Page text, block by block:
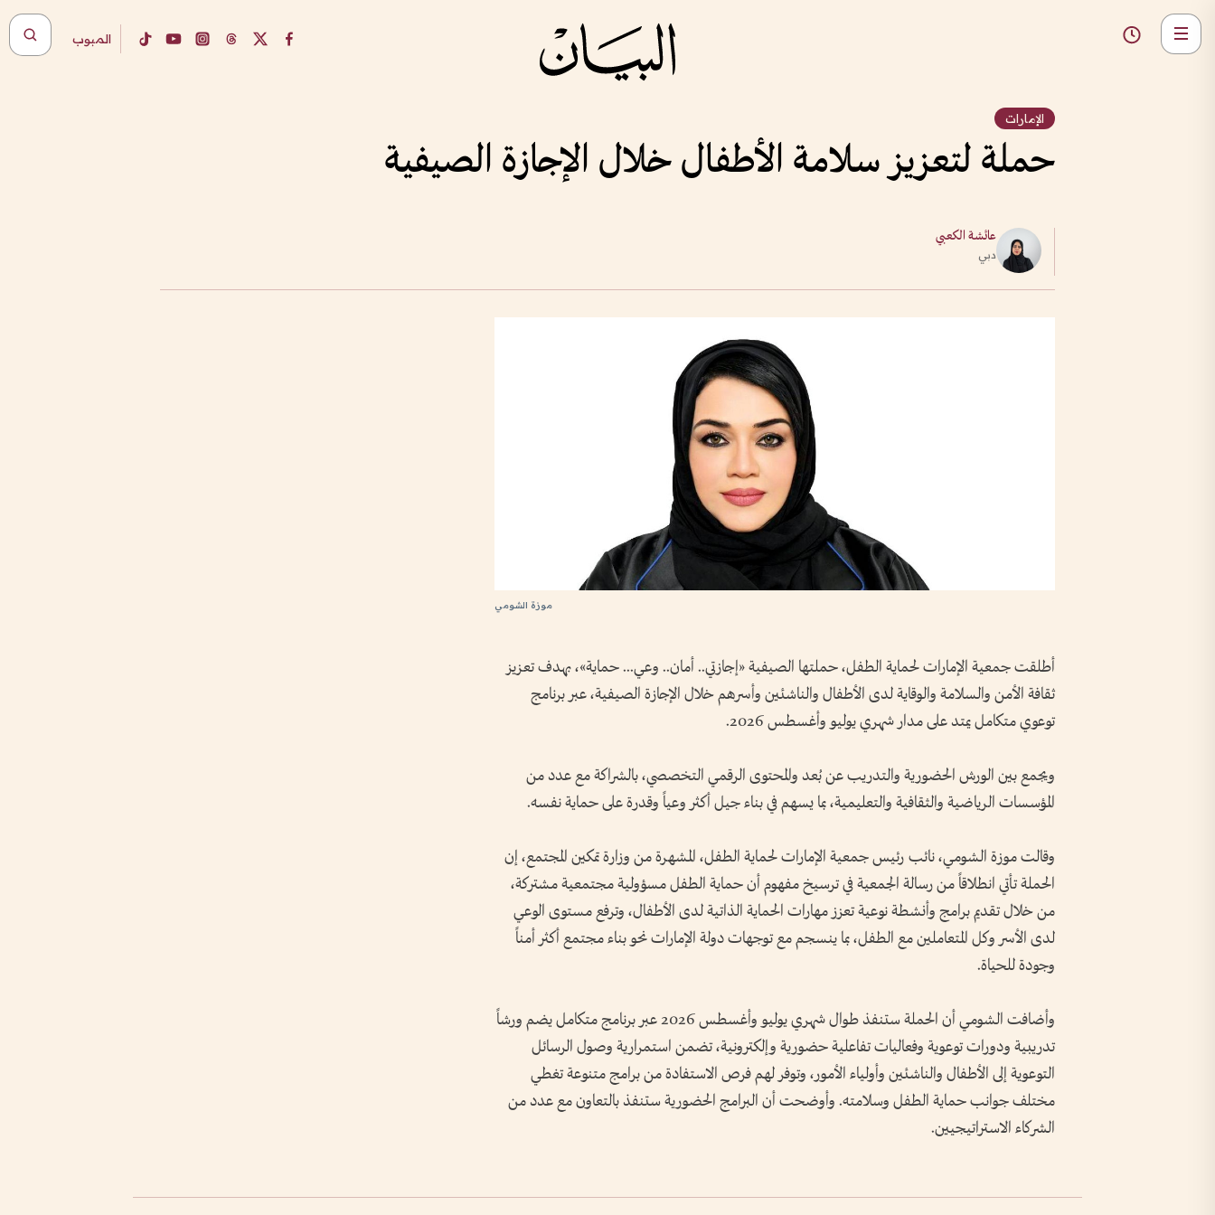
المبوب
الإمارات
حملة لتعزيز سلامة الأطفال خلال الإجازة الصيفية
عائشة الكعبي
دبي
موزة الشومي
أطلقت جمعية الإمارات لحماية الطفل، حملتها الصيفية «إجازتي.. أمان.. وعي... حماية»، بهدف تعزيز
ثقافة الأمن والسلامة والوقاية لدى الأطفال والناشئين وأسرهم خلال الإجازة الصيفية، عبر برنامج
توعوي متكامل يمتد على مدار شهري يوليو وأغسطس 2026.
ويجمع بين الورش الحضورية والتدريب عن بُعد والمحتوى الرقمي التخصصي، بالشراكة مع عدد من
المؤسسات الرياضية والثقافية والتعليمية، بما يسهم في بناء جيل أكثر وعياً وقدرة على حماية نفسه.
وقالت موزة الشومي، نائب رئيس جمعية الإمارات لحماية الطفل، المشهرة من وزارة تمكين المجتمع، إن
الحملة تأتي انطلاقاً من رسالة الجمعية في ترسيخ مفهوم أن حماية الطفل مسؤولية مجتمعية مشتركة،
من خلال تقديم برامج وأنشطة نوعية تعزز مهارات الحماية الذاتية لدى الأطفال، وترفع مستوى الوعي
لدى الأسر وكل المتعاملين مع الطفل، بما ينسجم مع توجهات دولة الإمارات نحو بناء مجتمع أكثر أمناً
وجودة للحياة.
وأضافت الشومي أن الحملة ستنفذ طوال شهري يوليو وأغسطس 2026 عبر برنامج متكامل يضم ورشاً
تدريبية ودورات توعوية وفعاليات تفاعلية حضورية وإلكترونية، تضمن استمرارية وصول الرسائل
التوعوية إلى الأطفال والناشئين وأولياء الأمور، وتوفر لهم فرص الاستفادة من برامج متنوعة تغطي
مختلف جوانب حماية الطفل وسلامته. وأوضحت أن البرامج الحضورية ستنفذ بالتعاون مع عدد من
الشركاء الاستراتيجيين.